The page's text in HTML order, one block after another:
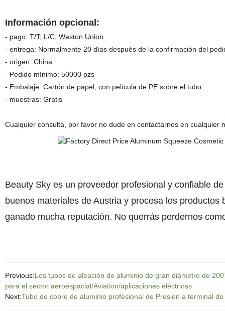
Información opcional:
- pago: T/T, L/C, Weston Union
- entrega: Normalmente 20 días después de la confirmación del
- origen: China
- Pedido mínimo: 50000 pzs
- Embalaje: Cartón de papel, con película de PE sobre el tubo
- muestras: Gratis
Cualquier consulta, por favor no dude en contactarnos en
Beauty Sky es un proveedor profesional y confiable
buenos materiales de Austria y procesa los
ganado mucha reputación. No querrás perdernos
Previous:Los tubos de aleación de aluminio de gran diámetro de
para el sector aeroespacial/Aviation/aplicaciones eléctricas
Next:Tubo de cobre de aluminio profesional de Presion a terminal